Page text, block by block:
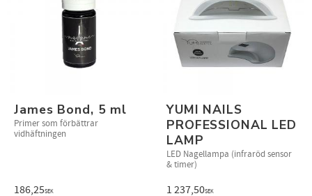
James Bond, 5 ml
Primer som förbättrar
vidhäftningen
186,25SEK
YUMI NAILS
PROFESSIONAL LED
LAMP
LED Nagellampa (infraröd sensor
& timer)
1 237,50SEK